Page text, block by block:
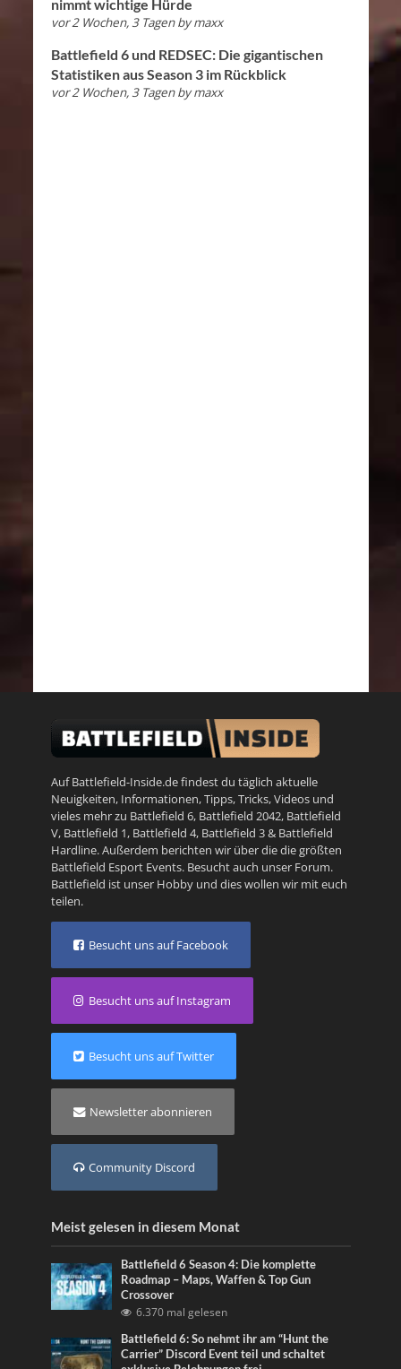
nimmt wichtige Hürde
vor 2 Wochen, 3 Tagen bymaxx
Battlefield 6 und REDSEC: Die gigantischen
Statistiken aus Season 3 im Rückblick
vor 2 Wochen, 3 Tagen bymaxx
Auf Battlefield-Inside.de findest du täglich aktuelle
Neuigkeiten, Informationen, Tipps, Tricks, Videos und
vieles mehr zu Battlefield 6, Battlefield 2042, Battlefield
V, Battlefield 1, Battlefield 4, Battlefield 3& Battlefield
Hardline. Außerdem berichten wir über die die größten
Battlefield Esport Events. Besucht auch unser Forum.
Battlefield ist unser Hobby und dies wollen wir mit euch
teilen.
Besucht uns auf Facebook
Besucht uns auf Instagram
Besucht uns auf Twitter
Newsletter abonnieren
Community Discord
Meist gelesen in diesem Monat
Battlefield 6 Season 4: Die komplette
Roadmap – Maps, Waffen & Top Gun
Crossover
6.370 mal gelesen
Battlefield 6: So nehmt ihr am “Hunt the
Carrier” Discord Event teil und schaltet